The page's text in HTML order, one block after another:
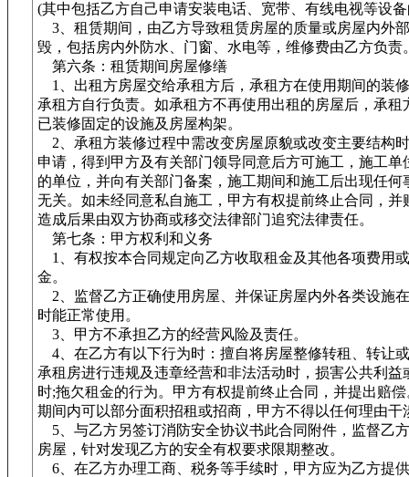
(其中包括乙方自己申请安装电话、宽带、有线电视等设
3、租赁期间，由乙方导致租赁房屋的质量或房屋内外
毁，包括房内外防水、门窗、水电等，维修费由乙方负责
第六条：租赁期间房屋修缮
1、出租方房屋交给承租方后，承租方在使用期间的装
承租方自行负责。如承租方不再使用出租的房屋后，承租
已装修固定的设施及房屋构架。
2、承租方装修过程中需改变房屋原貌或改变主要结构
申请，得到甲方及有关部门领导同意后方可施工，施工单
的单位，并向有关部门备案，施工期间和施工后出现任何
无关。如未经同意私自施工，甲方有权提前终止合同，并
造成后果由双方协商或移交法律部门追究法律责任。
第七条：甲方权利和义务
1、有权按本合同规定向乙方收取租金及其他各项费用
金。
2、监督乙方正确使用房屋、并保证房屋内外各类设施
时能正常使用。
3、甲方不承担乙方的经营风险及责任。
4、在乙方有以下行为时：擅自将房屋整修转租、转让
承租房进行违规及违章经营和非法活动时，损害公共利益
时;拖欠租金的行为。甲方有权提前终止合同，并提出赔
期间内可以部分面积招租或招商，甲方不得以任何理由干
5、与乙方另签订消防安全协议书此合同附件，监督乙
房屋，针对发现乙方的安全有权要求限期整改。
6、在乙方办理工商、税务等手续时，甲方应为乙方提